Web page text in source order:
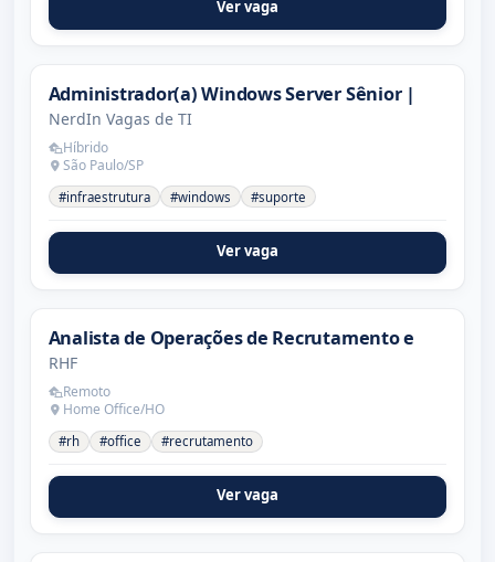
Ver vaga
Administrador(a) Windows Server Sênior |
NerdIn Vagas de TI
Híbrido
São Paulo/SP
#infraestrutura #windows #suporte
Ver vaga
Analista de Operações de Recrutamento e
RHF
Remoto
Home Office/HO
#rh #office #recrutamento
Ver vaga